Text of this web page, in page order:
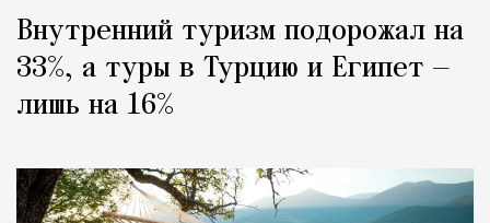
Внутренний туризм подорожал на
33%, а туры в Турцию и Египет —
лишь на 16%